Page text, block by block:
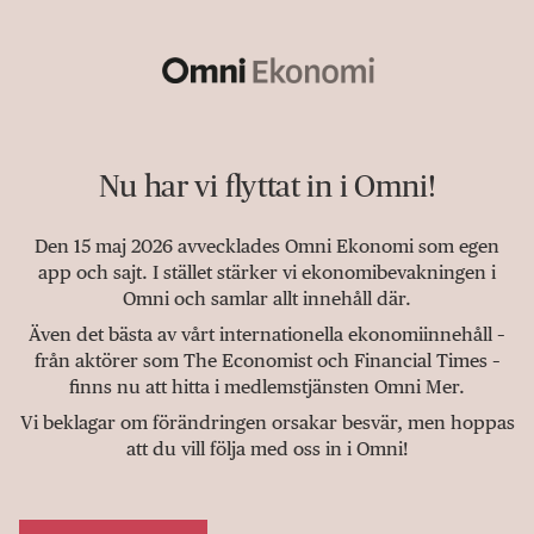
Nu har vi flyttat in i Omni!
Den 15 maj 2026 avvecklades Omni Ekonomi som egen
app och sajt. I stället stärker vi ekonomibevakningen i
Omni och samlar allt innehåll där.
Även det bästa av vårt internationella ekonomiinnehåll –
från aktörer som The Economist och Financial Times –
finns nu att hitta i medlemstjänsten Omni Mer.
Vi beklagar om förändringen orsakar besvär, men hoppas
att du vill följa med oss in i Omni!